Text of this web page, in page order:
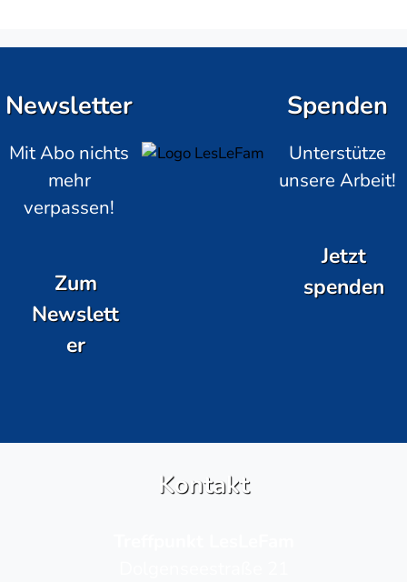
Newsletter
Mit Abo nichts
mehr
verpassen!
Zum
Newslett
er
Spenden
Unterstütze
unsere Arbeit!
Jetzt
spenden
Kontakt